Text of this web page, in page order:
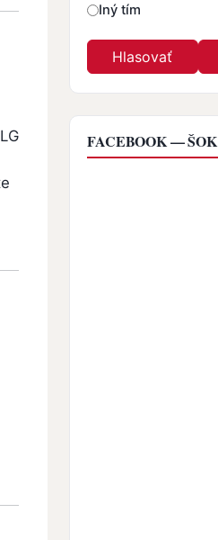
Iný tím
FACEBOOK — ŠOK